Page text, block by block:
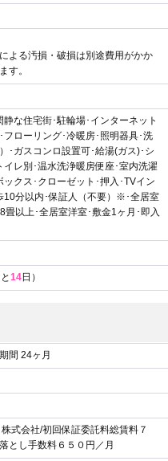
よる汚損・破損は別途費用がかか
す。
静な住宅街･駐輪場･インターネット
フローリング･冷暖房･照明器具･洗
･ガスコンロ設置可･給湯(ガス)･シ
イレ別･温水洗浄暖房便座･室内洗濯
ックス･クローゼット･押入･TVイン
10分以内･保証人（不要）※･全居室
畳以上･全居室洋室･敷金1ヶ月･即入
14日）
間 24ヶ月
式会社/初回保証委託料総賃料７
とし手数料６５０円／月